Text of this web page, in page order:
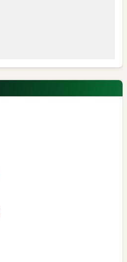
Peringkat #1 Global untuk
Versi EduRank 2026